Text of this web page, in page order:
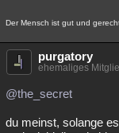
Der Mensch ist gut und
purgatory
ehemaliges
@the_secret
du meinst, solange